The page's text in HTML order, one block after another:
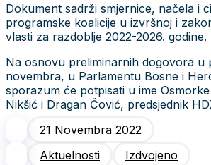
Dokument sadrži smjernice, načela i
programske koalicije u izvršnoj i
vlasti za razdoblje 2022-2026. godine.
Na osnovu preliminarnih dogovora u
novembra, u Parlamentu Bosne i
sporazum će potpisati u ime
Nikšić i Dragan Čović, predsjednik
21 Novembra 2022
Aktuelnosti
Izdvojeno